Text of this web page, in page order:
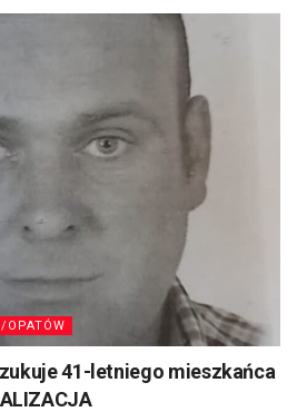
OPATÓW
41-letniego mieszkańca